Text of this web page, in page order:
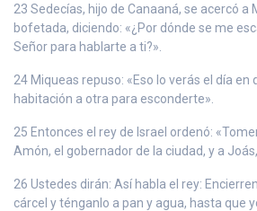
23 Sedecías, hijo de Canaaná, se acercó a
bofetada, diciendo: «¿Por dónde se me
Señor para hablarte a ti?».
24 Miqueas repuso: «Eso lo verás el día en
habitación a otra para esconderte».
25 Entonces el rey de Israel ordenó:
Amón, el gobernador de la ciudad, y a
26 Ustedes dirán: Así habla el rey:
cárcel y ténganlo a pan y agua, hasta que